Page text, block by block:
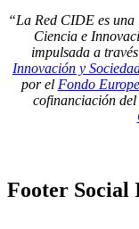
“La Red CIDE es
Ciencia e
impulsada a
Innovación y
por el Fondo
cofinanciación
Footer Social